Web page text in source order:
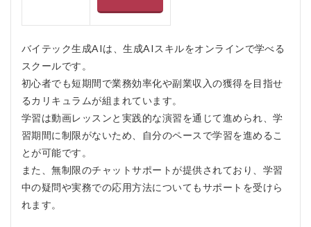
テ
ク
生
成AI
を
お
す
め
す
る
人
お
バイテック生成AIは、生成AIスキルをオンラインで学べる
スクールです。
初心者でも短期間で業務効率化や副業収入の獲得を目指せ
るカリキュラムが組まれています。
学習は動画レッスンと実践的な演習を通じて進められ、学
習期間に制限がないため、自分のペースで学習を進めるこ
とが可能です。
また、無制限のチャットサポートが提供されており、学習
中の疑問や実務での応用方法についてもサポートを受けら
れます。